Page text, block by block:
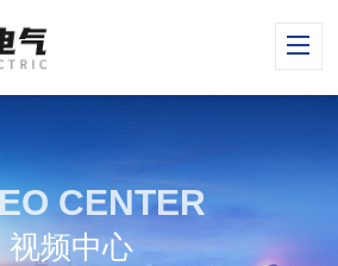
CENTER
视频中心